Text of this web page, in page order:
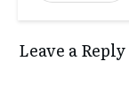
Leave a Reply